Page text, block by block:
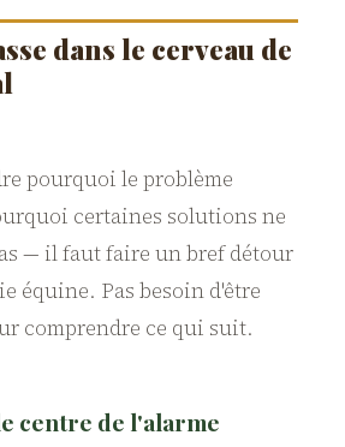
dans le cerveau de
pourquoi le problème
certaines solutions ne
— il faut faire un bref détour
équine. Pas besoin d'être
comprendre ce qui suit.
centre de l'alarme